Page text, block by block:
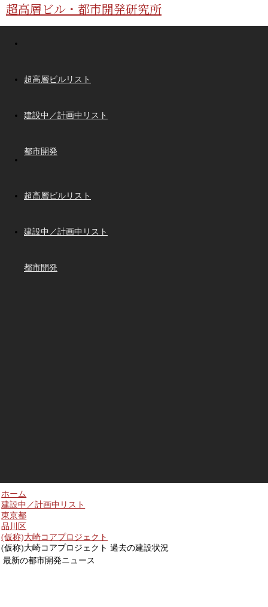
超高層ビル・都市開発研究所
超高層ビルリスト
建設中／計画中リスト
都市開発
超高層ビルリスト
建設中／計画中リスト
都市開発
ホーム
建設中／計画中リスト
東京都
品川区
(仮称)大崎コアプロジェクト
(仮称)大崎コアプロジェクト 過去の建設状況
最新の都市開発ニュース